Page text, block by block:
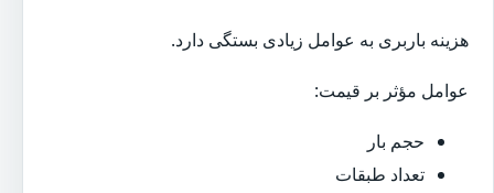
هزینه باربری به عوامل زیادی بستگی دارد.
عوامل مؤثر بر قیمت:
حجم بار
تعداد طبقات